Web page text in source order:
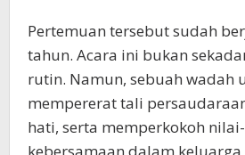
Pertemuan tersebut sudah
tahun. Acara ini bukan
rutin. Namun, sebuah wadah
mempererat tali
hati, serta memperkokoh
kebersamaan dalam keluarga